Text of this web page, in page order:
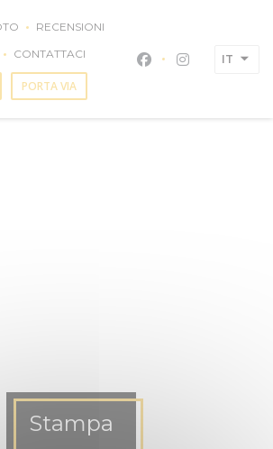
RECENSIONI
CONTATTACI
PORTA VIA
Facebook ((apre
Instagram
IT
Stampa